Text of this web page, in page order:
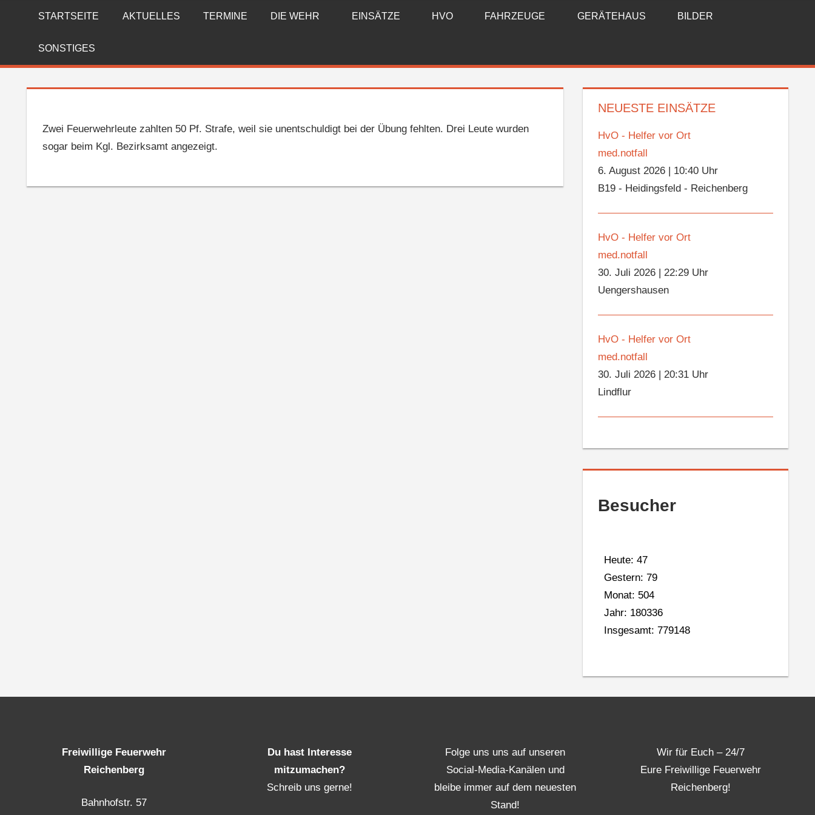
FREIWILLIGE
FEUERWEHR
REICHENBERG
STARTSEITE AKTUELLES TERMINE DIE WEHR EINSÄTZE HVO FAHRZEUGE GERÄTEHAUS BILDER
SONSTIGES
Zwei Feuerwehrleute zahlten 50 Pf. Strafe, weil sie unentschuldigt bei der Übung fehlten. Drei Leute wurden
sogar beim Kgl. Bezirksamt angezeigt.
NEUESTE EINSÄTZE
HvO - Helfer vor Ort
med.notfall
6. August 2026
10:40 Uhr
B19 - Heidingsfeld - Reichenberg
HvO - Helfer vor Ort
med.notfall
30. Juli 2026 |22:29 Uhr
Uengershausen
HvO - Helfer vor Ort
med.notfall
30. Juli 2026 |20:31 Uhr
Lindflur
Besucher
Heute: 47
Gestern: 79
Monat: 504
Jahr: 180336
Insgesamt: 779148
Freiwillige Feuerwehr
Reichenberg
Bahnhofstr. 57
Du hast Interesse
mitzumachen?
Schreib uns gerne!
Folge uns uns auf unseren
Social-Media-Kanälen und
bleibe immer auf dem neuesten
Stand!
Wir für Euch – 24/7
Eure Freiwillige Feuerwehr
Reichenberg!